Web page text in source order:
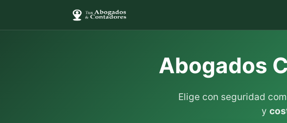
Abogados
Elige con seguridad
y